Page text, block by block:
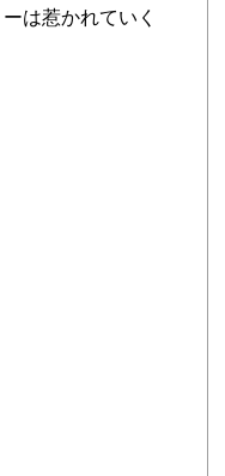
は惹かれていく